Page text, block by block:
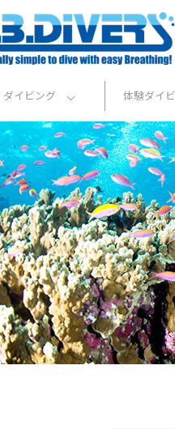
ダイビング 体験ダイ